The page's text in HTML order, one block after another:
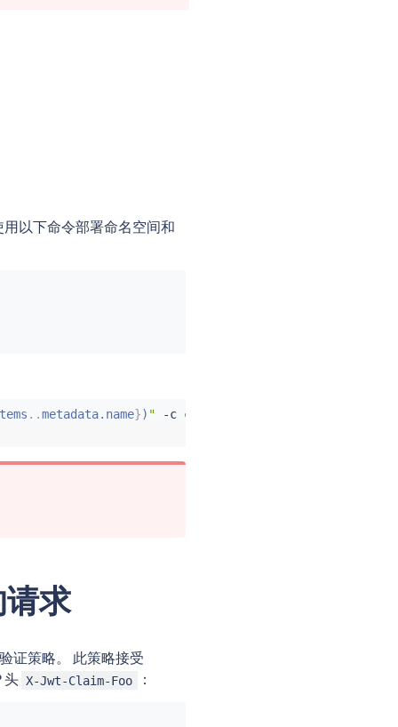
用以下命令部署命名空间和
..metadata.name}) " -c curl
求
证策略。 此策略接受
头 X-Jwt-Claim-Foo ：